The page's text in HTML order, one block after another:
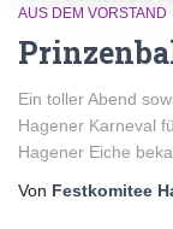
AUS DEM VORSTAND
Ein toller Abend
Hagener Karneval
Hagener Eiche
Von Festkomitee